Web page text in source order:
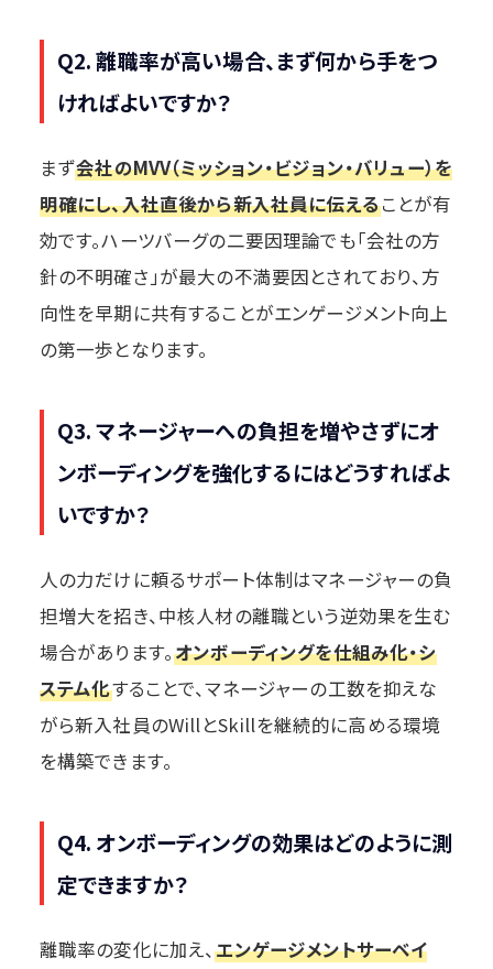
Q2. 離職率が高い場合、まず何から手をつ
ければよいですか？
まず会社のMVV（ミッション・ビジョン・バリュー）を
明確にし、入社直後から新入社員に伝えることが有
効です。ハーツバーグの二要因理論でも「会社の方
針の不明確さ」が最大の不満要因とされており、方
向性を早期に共有することがエンゲージメント向上
の第一歩となります。
Q3. マネージャーへの負担を増やさずにオ
ンボーディングを強化するにはどうすればよ
いですか？
人の力だけに頼るサポート体制はマネージャーの負
担増大を招き、中核人材の離職という逆効果を生む
場合があります。オンボーディングを仕組み化・シ
ステム化することで、マネージャーの工数を抑えな
がら新入社員のWillとSkillを継続的に高める環境
を構築できます。
Q4. オンボーディングの効果はどのように測
定できますか？
離職率の変化に加え、エンゲージメントサーベイ